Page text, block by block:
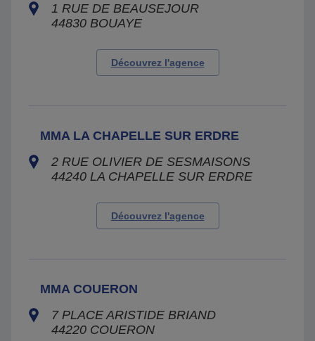
1 RUE DE BEAUSEJOUR
44830 BOUAYE
Découvrez l'agence
MMA LA CHAPELLE SUR ERDRE
2 RUE OLIVIER DE SESMAISONS
44240 LA CHAPELLE SUR ERDRE
Découvrez l'agence
MMA COUERON
7 PLACE ARISTIDE BRIAND
44220 COUERON